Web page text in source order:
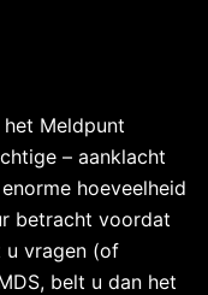
Meldpunt
– aanklacht
hoeveelheid
betracht voordat
u vragen (of
belt u dan het